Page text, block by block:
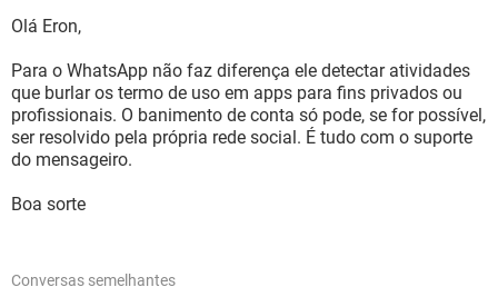
Olá Eron,
Para o WhatsApp não faz diferença ele detectar atividades
que burlar os termo de uso em apps para fins privados ou
profissionais. O banimento de conta só pode, se for possível,
ser resolvido pela própria rede social. É tudo com o suporte
do mensageiro.
Boa sorte
Conversas semelhantes